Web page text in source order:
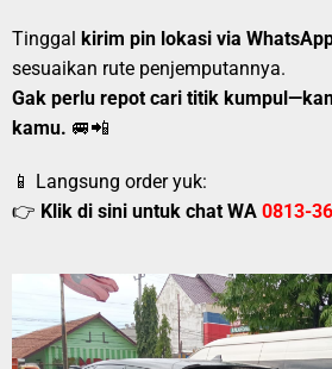
Tinggal kirim pin lokasi via
sesuaikan rute penjemputannya.
Gak perlu repot cari titik
kamu. 🚐📲
📱 Langsung order yuk:
👉 Klik di sini untuk chat WA 0813-